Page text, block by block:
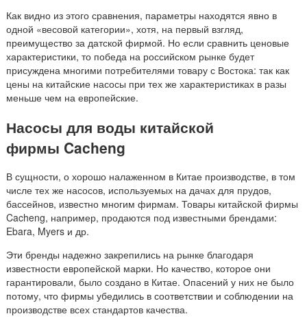
Как видно из этого сравнения, параметры находятся явно в
одной «весовой категории», хотя, на первый взгляд,
преимущество за датской фирмой. Но если сравнить ценовые
характеристики, то победа на российском рынке будет
присуждена многими потребителями товару с Востока: так как
цены на китайские насосы при тех же характеристиках в разы
меньше чем на европейские.
Насосы для воды китайской
фирмы Cacheng
В сущности, о хорошо налаженном в Китае производстве, в том
числе тех же насосов, используемых на дачах для прудов,
бассейнов, известно многим фирмам. Товары китайской фирмы
Cacheng, например, продаются под известными брендами:
Ebara, Myers и др.
Эти бренды надежно закрепились на рынке благодаря
известности европейской марки. Но качество, которое они
гарантировали, было создано в Китае. Опасений у них не было
потому, что фирмы убедились в соответствии и соблюдении на
производстве всех стандартов качества.